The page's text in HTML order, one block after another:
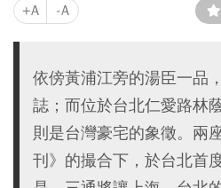
+A -A
依傍黃浦江旁的湯臣一品
誌；而位於台北仁愛路林
則是台灣豪宅的象徵。兩
刊》的撮合下，於台北首